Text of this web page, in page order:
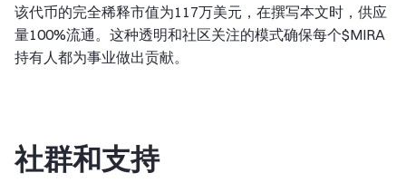
该代币的完全稀释市值为117万美元，在撰写本文时，供应
量100%流通。这种透明和社区关注的模式确保每个$MIRA
持有人都为事业做出贡献。
社群和支持